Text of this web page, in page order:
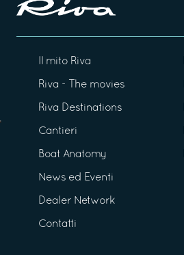
Il mito Riva
Riva - The movies
Riva Destinations
Cantieri
Boat Anatomy
News ed Eventi
Dealer Network
Contatti